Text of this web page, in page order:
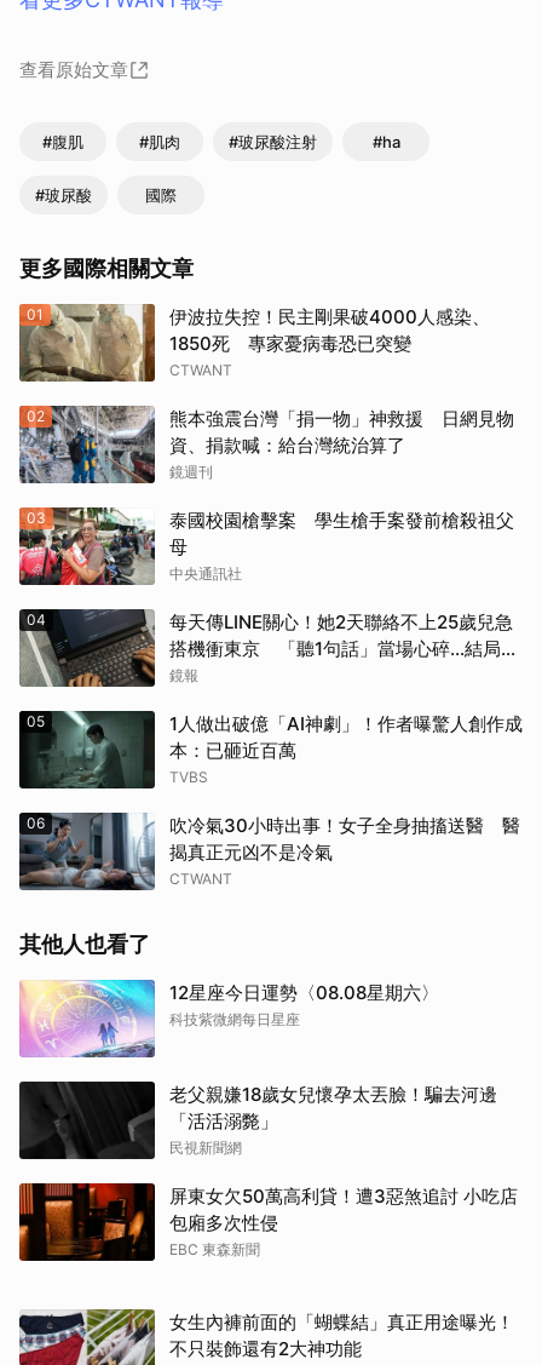
查看原始文章
#腹肌 #肌肉 #玻尿酸注射 #ha
#玻尿酸 國際
更多國際相關文章
01
伊波拉失控！民主剛果破4000人感染、
1850死 專家憂病毒恐已突變
CTWANT
02
熊本強震台灣「捐一物」神救援 日網見物
資、捐款喊：給台灣統治算了
鏡週刊
03
泰國校園槍擊案 學生槍手案發前槍殺祖父
母
中央通訊社
04
每天傳LINE關心！她2天聯絡不上25歲兒急
搭機衝東京 「聽1句話」當場心碎...結局看
哭網
鏡報
05
1人做出破億「AI神劇」！作者曝驚人創作成
本：已砸近百萬
TVBS
06
吹冷氣30小時出事！女子全身抽搐送醫 醫
揭真正元凶不是冷氣
CTWANT
其他人也看了
12星座今日運勢〈08.08星期六〉
科技紫微網每日星座
老父親嫌18歲女兒懷孕太丟臉！騙去河邊
「活活溺斃」
民視新聞網
屏東女欠50萬高利貸！遭3惡煞追討 小吃店
包廂多次性侵
EBC 東森新聞
女生內褲前面的「蝴蝶結」真正用途曝光！
不只裝飾還有2大神功能